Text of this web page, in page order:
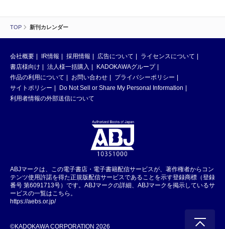
TOP 新刊カレンダー
会社概要 IR情報 採用情報 広告について
ライセンスについて
書店様向け
法人様一括購入
KADOKAWAグループ
作品の利用について
お問い合わせ
プライバシーポリシー
サイトポリシー
Do Not Sell or Share My Personal Information
利用者情報の外部送信について
ABJマークは、この電子書店・電子書籍配信サービスが、著作権者からコン
テンツ使用許諾を得た正規版配信サービスであることを示す登録商標（登録
番号 第6091713号）です。ABJマークの詳細、ABJマークを掲示しているサ
ービスの一覧はこちら。
https://aebs.or.jp/
©KADOKAWA CORPORATION 2026